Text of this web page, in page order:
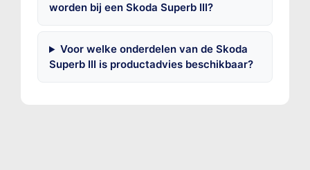
worden bij een Skoda Superb III?
Voor welke onderdelen van de Skoda
Superb III is productadvies beschikbaar?